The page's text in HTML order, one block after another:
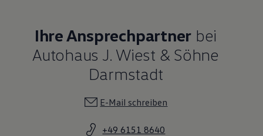
Ihre Ansprechpartner bei
Autohaus J. Wiest & Söhne
Darmstadt
E-Mail schreiben
+49 6151 8640